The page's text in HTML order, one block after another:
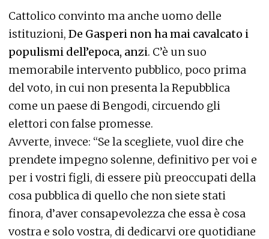
Cattolico convinto ma anche uomo delle
istituzioni, De Gasperi non ha mai cavalcato i
populismi dell’epoca, anzi. C’è un suo
memorabile intervento pubblico, poco prima
del voto, in cui non presenta la Repubblica
come un paese di Bengodi, circuendo gli
elettori con false promesse.
Avverte, invece: “Se la scegliete, vuol dire che
prendete impegno solenne, definitivo per voi e
per i vostri figli, di essere più preoccupati della
cosa pubblica di quello che non siete stati
finora, d’aver consapevolezza che essa è cosa
vostra e solo vostra, di dedicarvi ore quotidiane